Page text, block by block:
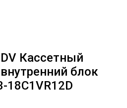
Кассетный
блок
18C1VR12D